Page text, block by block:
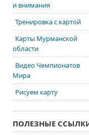
и внимания
Тренировка с картой
Карты Мурманской
области
Видео Чемпионатов
Мира
Рисуем карту
ПОЛЕЗНЫЕ